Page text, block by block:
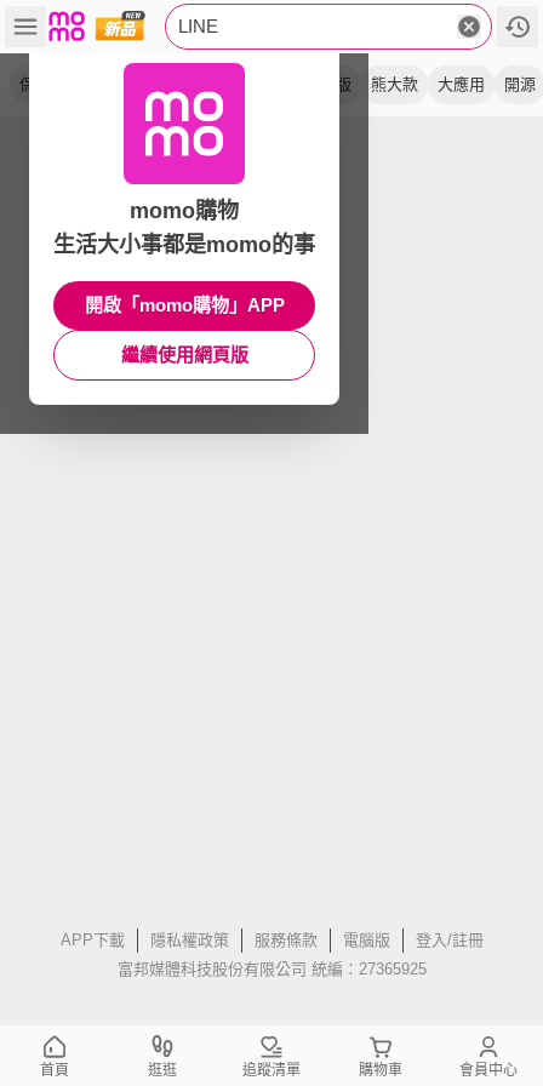
LINE
保護套 熊大版 熊大款 大應用 開源
APP下載 隱私權政策 服務條款 電腦版
登入/註冊
富邦媒體科技股份有限公司 統編：27365925
momo購物
生活大小事都是momo的事
開啟「momo購物」APP
繼續使用網頁版
首頁 逛逛 追蹤清單 購物車 會員中心